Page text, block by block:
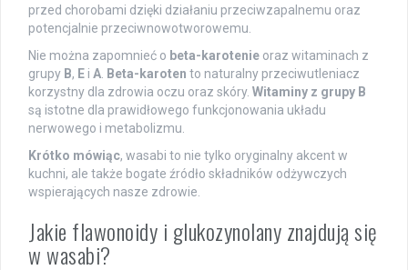
przed chorobami dzięki działaniu przeciwzapalnemu oraz
potencjalnie przeciwnowotworowemu.
Nie można zapomnieć o beta-karotenie oraz witaminach z
grupy B, E i A Beta-karoten to naturalny przeciwutleniacz
korzystny dla zdrowia oczu oraz skóry. Witaminy z grupy B
są istotne dla prawidłowego funkcjonowania układu
nerwowego i metabolizmu.
Krótko mówiąc, wasabi to nie tylko oryginalny akcent w
kuchni, ale także bogate źródło składników odżywczych
wspierających nasze zdrowie.
Jakie flawonoidy i glukozynolany znajdują się
w wasabi?